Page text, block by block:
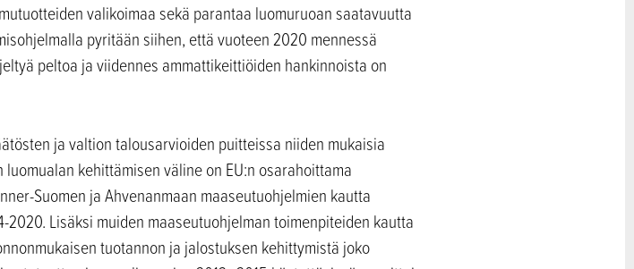
valikoimaa sekä parantaa luomuruoan saatavuutta
pyritään siihen, että vuoteen 2020 mennessä
peltoa ja viidennes ammattikeittiöiden hankinnoista on
ja valtion talousarvioiden puitteissa niiden mukaisia
kehittämisen väline on EU:n osarahoittama
Suomen ja Ahvenanmaan maaseutuohjelmien kautta
Lisäksi muiden maaseutuohjelman toimenpiteiden kautta
tuotannon ja jalostuksen kehittymistä joko